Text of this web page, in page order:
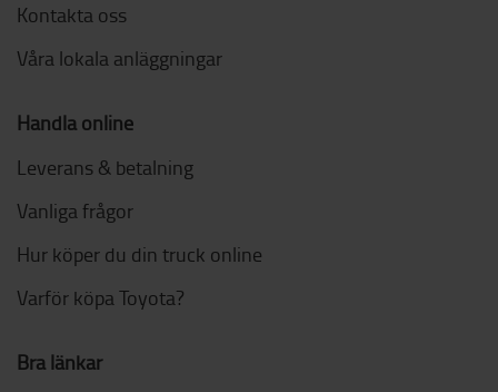
Kontakta oss
Våra lokala anläggningar
Handla online
Leverans & betalning
Vanliga frågor
Hur köper du din truck online
Varför köpa Toyota?
Bra länkar